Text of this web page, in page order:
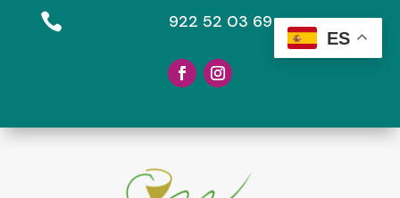
 922 52 03 69
ES